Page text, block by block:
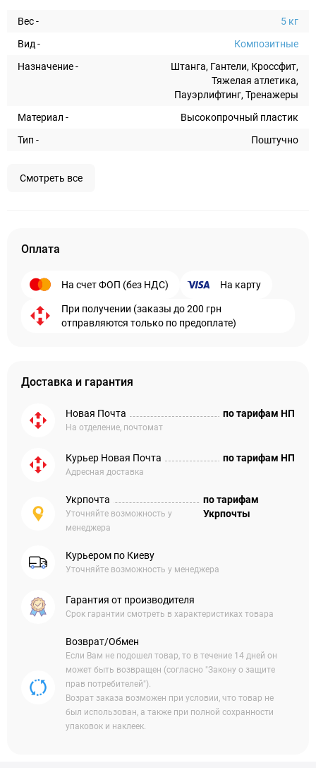
Вес -
5 кг
Вид -
Композитные
Назначение -
Штанга, Гантели, Кроссфит,
Тяжелая атлетика,
Пауэрлифтинг, Тренажеры
Материал -
Высокопрочный пластик
Тип -
Поштучно
Смотреть все
Оплата
На счет ФОП (без НДС) На карту
При получении (заказы до 200 грн
отправляются только по предоплате)
Доставка и гарантия
Новая Почта
На отделение, почтомат
по тарифам НП
Курьер Новая Почта
Адресная доставка
по тарифам НП
Укрпочта
Уточняйте возможность у
менеджера
по тарифам
Укрпочты
Курьером по Киеву
Уточняйте возможность у менеджера
Гарантия от производителя
Срок гарантии смотреть в характеристиках товара
Возврат/Обмен
Если Вам не подошел товар, то в течение 14 дней он
может быть возвращен (согласно "Закону о защите
прав потребителей").
Возрат заказа возможен при условии, что товар не
был использован, а также при полной сохранности
упаковок и наклеек.